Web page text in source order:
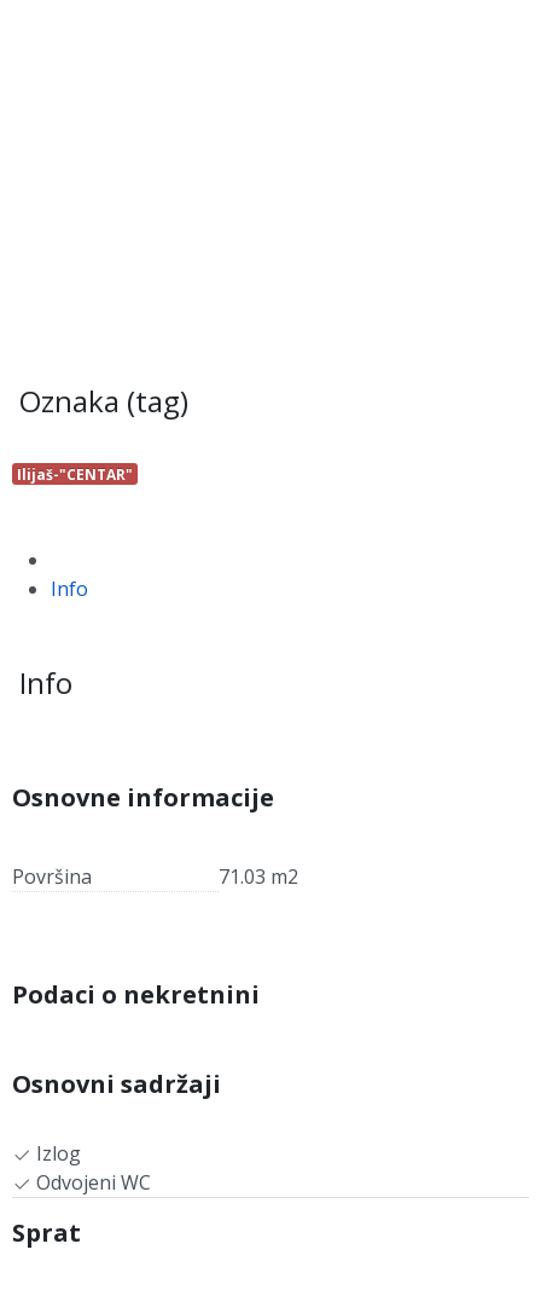
Oznaka (tag)
Ilijaš-"CENTAR"
Info
Info
Osnovne informacije
Površina 71.03 m2
Podaci o nekretnini
Osnovni sadržaji
Izlog
Odvojeni WC
Sprat